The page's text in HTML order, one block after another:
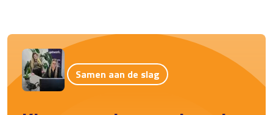
Samen aan de slag